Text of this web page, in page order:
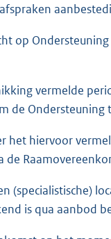
op
vermelde
de
het hiervoor
de
(specialistische)
is qua aanbod